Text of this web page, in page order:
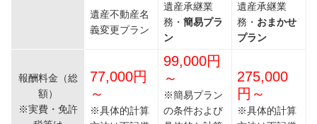
遺産不動産名
義変更プラン
遺産承継業
務・ 簡易プラ
ン
遺産承継業
務・ おまかせ
プラン
報酬料金（総
額）
※実費・免許
77,000円
～
※具体的計算
99,000円
～
※簡易プラン
の条件および
275,000
円～
※具体的計算